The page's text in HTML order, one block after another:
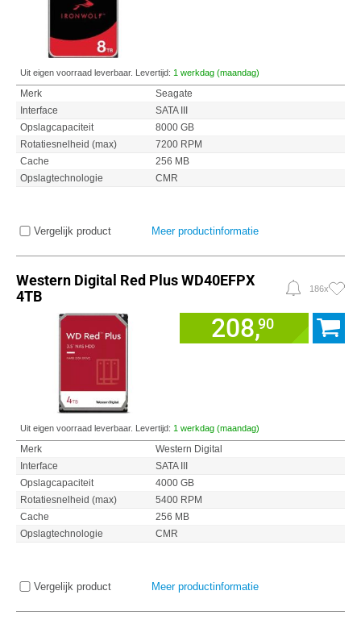
Uit eigen voorraad leverbaar. Levertijd: 1 werkdag (maandag)
Merk
Seagate
Interface
SATA III
Opslagcapaciteit
8000 GB
Rotatiesnelheid (max)
7200 RPM
Cache
256 MB
Opslagtechnologie
CMR
Vergelijk product Meer productinformatie
Western Digital Red Plus WD40EFPX
4TB
186x
208,90
Uit eigen voorraad leverbaar. Levertijd: 1 werkdag (maandag)
Merk
Western Digital
Interface
SATA III
Opslagcapaciteit
4000 GB
Rotatiesnelheid (max)
5400 RPM
Cache
256 MB
Opslagtechnologie
CMR
Vergelijk product Meer productinformatie